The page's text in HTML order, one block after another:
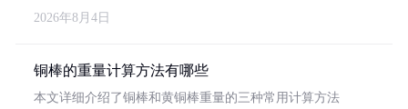
2026年8月4日
铜棒的重量计算方法有哪些
本文详细介绍了铜棒和黄铜棒重量的三种常用计算方法